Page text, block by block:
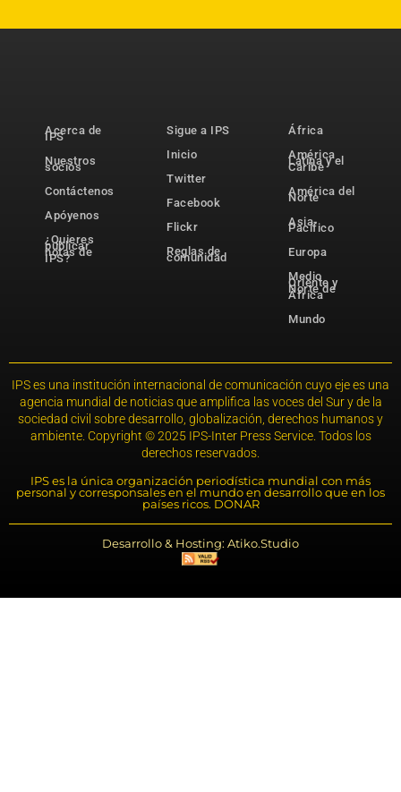
Acerca de
IPS
Nuestros
socios
Contáctenos
Apóyenos
¿Quieres
publicar
notas de
IPS?
Sigue a IPS
Inicio
Twitter
Facebook
Flickr
Reglas de
comunidad
África
América
Latina y el
Caribe
América del
Norte
Asia-
Pacífico
Europa
Medio
Oriente y
Norte de
África
Mundo
IPS es una institución internacional de comunicación cuyo eje es una
agencia mundial de noticias que amplifica las voces del Sur y de la
sociedad civil sobre desarrollo, globalización, derechos humanos y
ambiente. Copyright © 2025 IPS-Inter Press Service. Todos los
derechos reservados.
IPS es la única organización periodística mundial con más
personal y corresponsales en el mundo en desarrollo que en los
países ricos. DONAR
Desarrollo & Hosting: Atiko.Studio